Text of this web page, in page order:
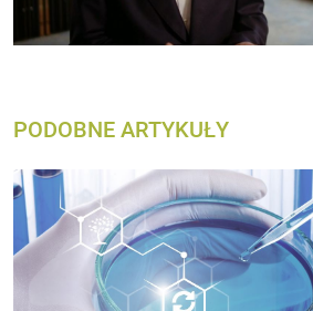
PODOBNE ARTYKUŁY